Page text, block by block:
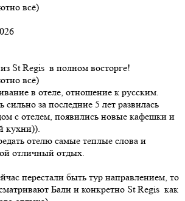
всё)
St Regis в полном восторге!
всё)
в отеле, отношение к русским.
за последние 5 лет развилась
с отелем, появились новые кафешки и
кухни)).
отелю самые теплые слова и
отличный отдых.
перестали быть тур направлением, то
Бали и конкретно St Regis как